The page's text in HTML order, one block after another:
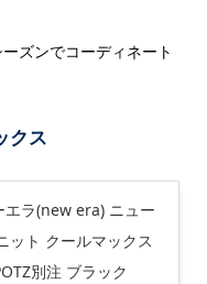
ズンでコーディネート
クス
エラ(new era) ニュー
ット クールマックス
別注 ブラック